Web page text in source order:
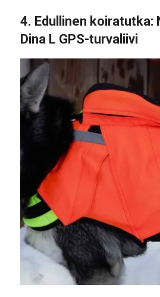
4. Edullinen koiratutka:
Dina L GPS-turvaliivi